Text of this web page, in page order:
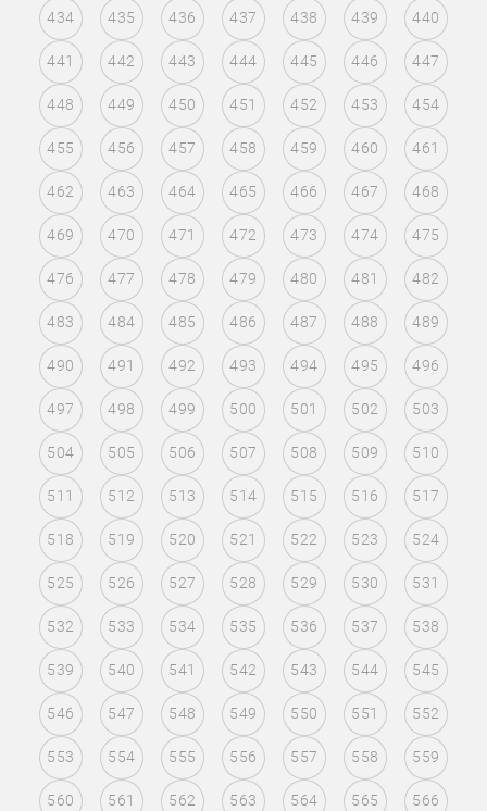
434 435 436 437 438 439 440
441 442 443 444 445 446 447
448 449 450 451 452 453 454
455 456 457 458 459 460 461
462 463 464 465 466 467 468
469 470 471 472 473 474 475
476 477 478 479 480 481 482
483 484 485 486 487 488 489
490 491 492 493 494 495 496
497 498 499 500 501 502 503
504 505 506 507 508 509 510
511 512 513 514 515 516 517
518 519 520 521 522 523 524
525 526 527 528 529 530 531
532 533 534 535 536 537 538
539 540 541 542 543 544 545
546 547 548 549 550 551 552
553 554 555 556 557 558 559
560 561 562 563 564 565 566